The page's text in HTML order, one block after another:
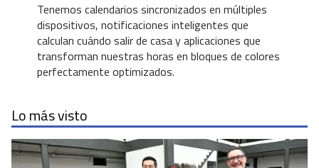
Tenemos calendarios sincronizados en múltiples
dispositivos, notificaciones inteligentes que
calculan cuándo salir de casa y aplicaciones que
transforman nuestras horas en bloques de colores
perfectamente optimizados.
Lo más visto